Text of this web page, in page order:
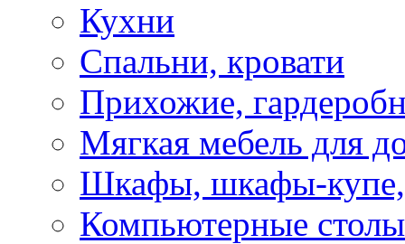
Кухни
Спальни, кровати
Прихожие,
Мягкая мебель для
Шкафы, шкафы-купе,
Компьютерные столы